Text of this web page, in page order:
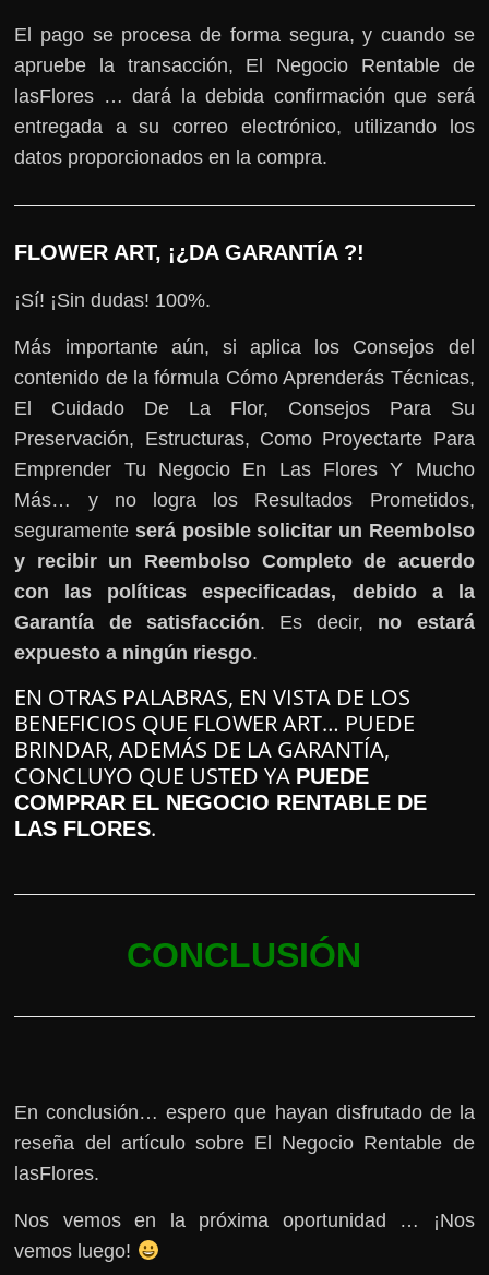
El pago se procesa de forma segura, y cuando se
apruebe la transacción, El Negocio Rentable de
lasFlores … dará la debida confirmación que será
entregada a su correo electrónico, utilizando los
datos proporcionados en la compra.
FLOWER ART, ¡¿DA GARANTÍA ?!
¡Sí! ¡Sin dudas! 100%.
Más importante aún, si aplica los Consejos del
contenido de la fórmula Cómo Aprenderás Técnicas,
El Cuidado De La Flor, Consejos Para Su
Preservación, Estructuras, Como Proyectarte Para
Emprender Tu Negocio En Las Flores Y Mucho
Más… y no logra los Resultados Prometidos,
seguramenteserá posible solicitar un Reembolso
y recibir un Reembolso Completo de acuerdo
con las políticas especificadas, debido a la
Garantía de satisfacción. Es decir, no estará
expuesto a ningún riesgo.
EN OTRAS PALABRAS, EN VISTA DE LOS
BENEFICIOS QUE FLOWER ART… PUEDE
BRINDAR, ADEMÁS DE LA GARANTÍA,
CONCLUYO QUE USTED YA PUEDE
COMPRAR EL NEGOCIO RENTABLE DE
LAS FLORES.
CONCLUSIÓN
En conclusión… espero que hayan disfrutado de la
reseña del artículo sobre El Negocio Rentable de
lasFlores.
Nos vemos en la próxima oportunidad … ¡Nos
vemos luego!